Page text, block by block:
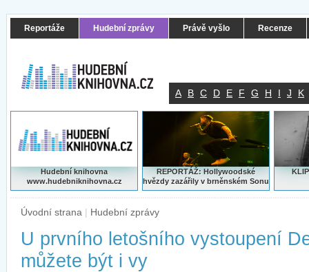
Reportáže Hudební zprávy Právě vyšlo Recenze
A B C D E F G H I J K
Hudební knihovna
www.hudebniknihovna.cz
REPORTÁŽ: Hollywoodské
hvězdy zazářily v brněnském Sonu
Úvodní strana | Hudební zprávy
U prvního letošního vystoupení
můžete být i vy